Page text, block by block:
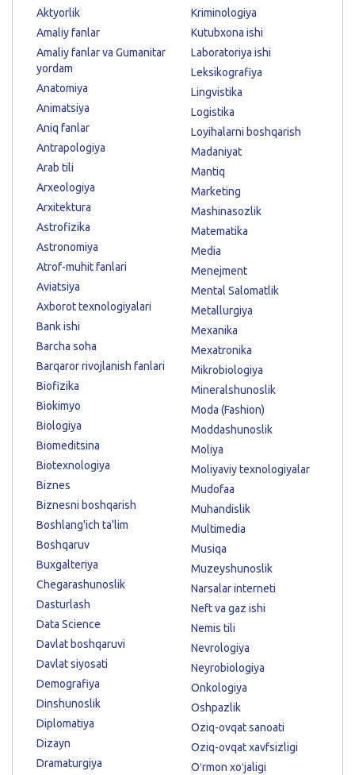
Aktyorlik
Amaliy fanlar
Amaliy fanlar va Gumanitar
yordam
Anatomiya
Animatsiya
Aniq fanlar
Antrapologiya
Arab tili
Arxeologiya
Arxitektura
Astrofizika
Astronomiya
Atrof-muhit fanlari
Aviatsiya
Axborot texnologiyalari
Bank ishi
Barcha soha
Barqaror rivojlanish fanlari
Biofizika
Biokimyo
Biologiya
Biomeditsina
Biotexnologiya
Biznes
Biznesni boshqarish
Boshlang'ich ta'lim
Boshqaruv
Buxgalteriya
Chegarashunoslik
Dasturlash
Data Science
Davlat boshqaruvi
Davlat siyosati
Demografiya
Dinshunoslik
Diplomatiya
Dizayn
Dramaturgiya
Kriminologiya
Kutubxona ishi
Laboratoriya ishi
Leksikografiya
Lingvistika
Logistika
Loyihalarni boshqarish
Madaniyat
Mantiq
Marketing
Mashinasozlik
Matematika
Media
Menejment
Mental Salomatlik
Metallurgiya
Mexanika
Mexatronika
Mikrobiologiya
Mineralshunoslik
Moda (Fashion)
Moddashunoslik
Moliya
Moliyaviy texnologiyalar
Mudofaa
Muhandislik
Multimedia
Musiqa
Muzeyshunoslik
Narsalar interneti
Neft va gaz ishi
Nemis tili
Nevrologiya
Neyrobiologiya
Onkologiya
Oshpazlik
Oziq-ovqat sanoati
Oziq-ovqat xavfsizligi
Oʻrmon xoʻjaligi